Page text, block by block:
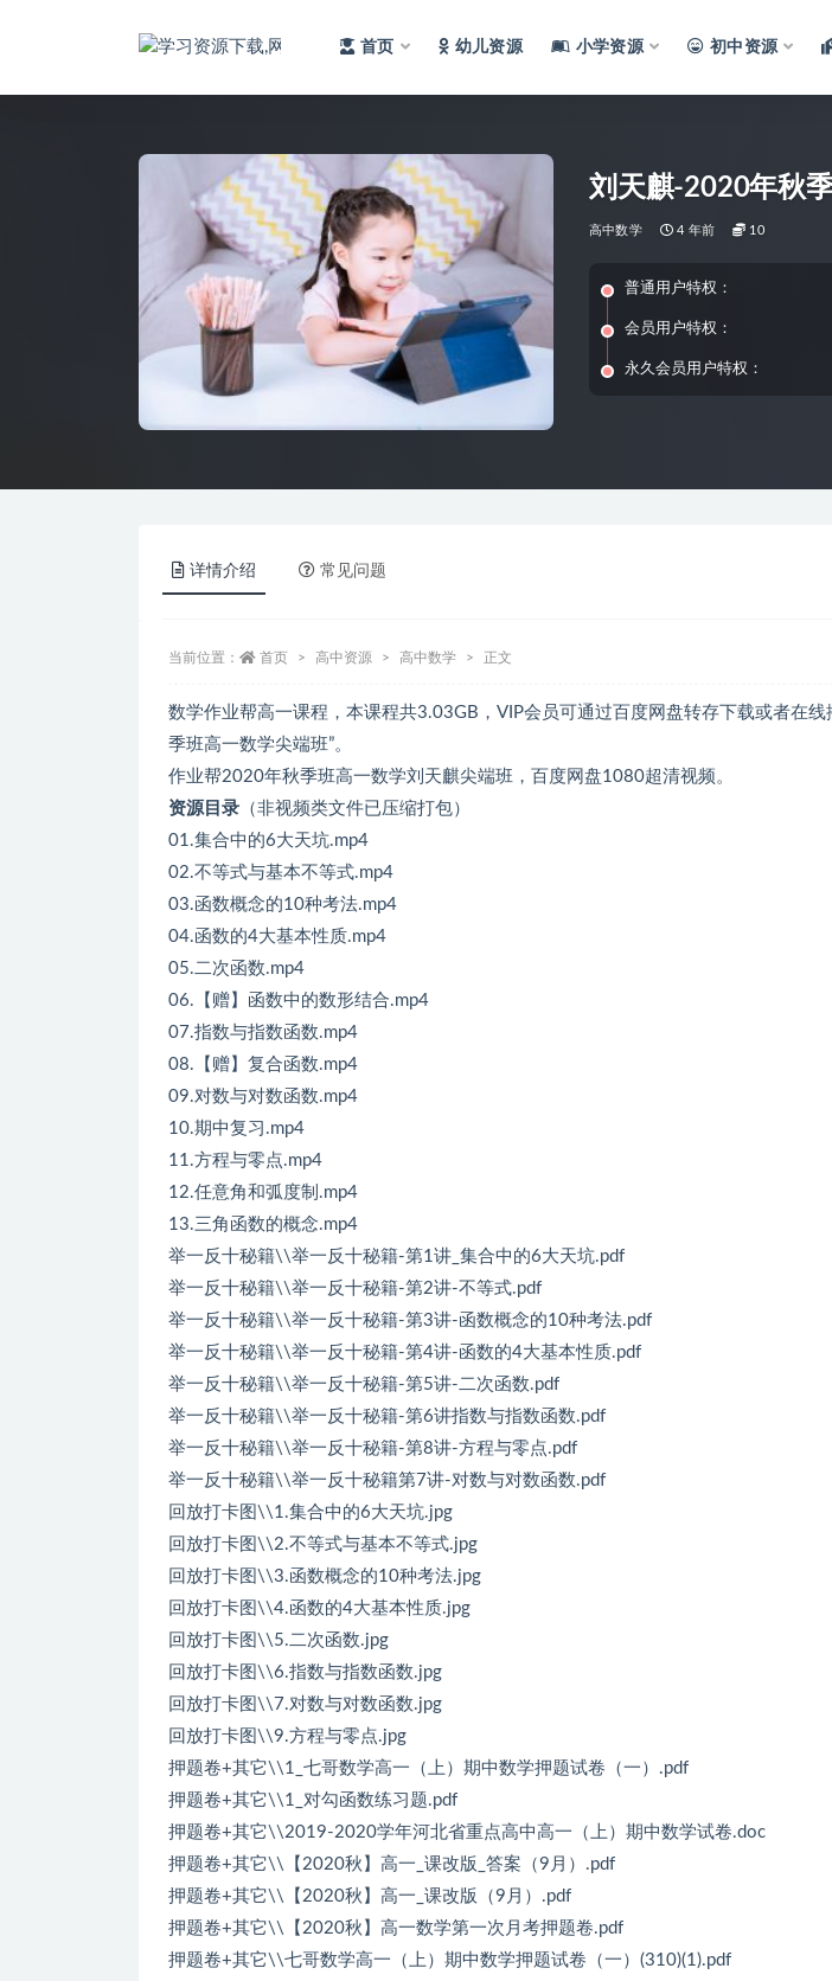
首页 幼儿资源 小学资源 初中资源
刘天麒-2020年秋
高中数学 4 年前 10
普通用户特权：
会员用户特权：
永久会员用户特权：
详情介绍 常见问题
当前位置： 首页 高中资源 高中数学 正文
数学作业帮高一课程，本课程共3.03GB，VIP会员可通过百度网盘转存下载或者在
季班高一数学尖端班”。
作业帮2020年秋季班高一数学刘天麒尖端班，百度网盘1080超清视频。
资源目录 （非视频类文件已压缩打包）
01.集合中的6大天坑.mp4
02.不等式与基本不等式.mp4
03.函数概念的10种考法.mp4
04.函数的4大基本性质.mp4
05.二次函数.mp4
06.【赠】函数中的数形结合.mp4
07.指数与指数函数.mp4
08.【赠】复合函数.mp4
09.对数与对数函数.mp4
10.期中复习.mp4
11.方程与零点.mp4
12.任意角和弧度制.mp4
13.三角函数的概念.mp4
举一反十秘籍\\举一反十秘籍-第1讲_集合中的6大天坑.pdf
举一反十秘籍\\举一反十秘籍-第2讲-不等式.pdf
举一反十秘籍\\举一反十秘籍-第3讲-函数概念的10种考法.pdf
举一反十秘籍\\举一反十秘籍-第4讲-函数的4大基本性质.pdf
举一反十秘籍\\举一反十秘籍-第5讲-二次函数.pdf
举一反十秘籍\\举一反十秘籍-第6讲指数与指数函数.pdf
举一反十秘籍\\举一反十秘籍-第8讲-方程与零点.pdf
举一反十秘籍\\举一反十秘籍第7讲-对数与对数函数.pdf
回放打卡图\\1.集合中的6大天坑.jpg
回放打卡图\\2.不等式与基本不等式.jpg
回放打卡图\\3.函数概念的10种考法.jpg
回放打卡图\\4.函数的4大基本性质.jpg
回放打卡图\\5.二次函数.jpg
回放打卡图\\6.指数与指数函数.jpg
回放打卡图\\7.对数与对数函数.jpg
回放打卡图\\9.方程与零点.jpg
押题卷+其它\\1_七哥数学高一（上）期中数学押题试卷（一）.pdf
押题卷+其它\\1_对勾函数练习题.pdf
押题卷+其它\\2019-2020学年河北省重点高中高一（上）期中数学试卷.doc
押题卷+其它\\【2020秋】高一_课改版_答案（9月）.pdf
押题卷+其它\\【2020秋】高一_课改版（9月）.pdf
押题卷+其它\\【2020秋】高一数学第一次月考押题卷.pdf
押题卷+其它\\七哥数学高一（上）期中数学押题试卷（一）(310)(1).pdf